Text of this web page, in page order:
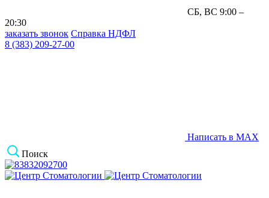
СБ, ВС 9:00 –
20:30
заказать звонок Справка НДФЛ
8 (383) 209-27-00
Написать в MAX
Поиск